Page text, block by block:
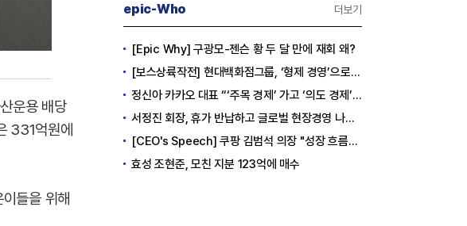
운용 배당
331억원에
들을 위해
epic-Who 더보기
[Epic Why] 구광모-젠슨 황 두 달 만에 재회 왜?
[보스상륙작전] 현대백화점그룹, ‘형제 경영’으로 방향 틀었다
정신아 카카오 대표 “‘주목 경제’ 가고 ‘의도 경제’ 왔다”
서정진 회장, 휴가 반납하고 글로벌 현장경영 나선다
[CEO's Speech] 쿠팡 김범석 의장 "성장 흐름은 변하지 않았다"
효성 조현준, 모친 지분 123억에 매수